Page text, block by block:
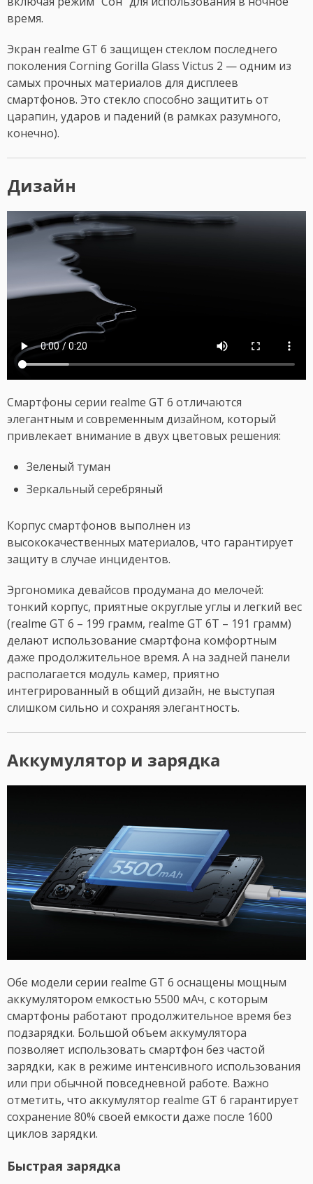
время.
Экран realme GT 6 защищен стеклом последнего
поколения Corning Gorilla Glass Victus 2 — одним из
самых прочных материалов для дисплеев
смартфонов. Это стекло способно защитить от
царапин, ударов и падений (в рамках разумного,
конечно).
Дизайн
Смартфоны серии realme GT 6 отличаются
элегантным и современным дизайном, который
привлекает внимание в двух цветовых решения:
Зеленый туман
Зеркальный серебряный
Корпус смартфонов выполнен из
высококачественных материалов, что гарантирует
защиту в случае инцидентов.
Эргономика девайсов продумана до мелочей:
тонкий корпус, приятные округлые углы и легкий вес
(realme GT 6 – 199 грамм, realme GT 6T – 191 грамм)
делают использование смартфона комфортным
даже продолжительное время. А на задней панели
располагается модуль камер, приятно
интегрированный в общий дизайн, не выступая
слишком сильно и сохраняя элегантность.
Аккумулятор и зарядка
Обе модели серии realme GT 6 оснащены мощным
аккумулятором емкостью 5500 мАч, с которым
смартфоны работают продолжительное время без
подзарядки. Большой объем аккумулятора
позволяет использовать смартфон без частой
зарядки, как в режиме интенсивного использования
или при обычной повседневной работе. Важно
отметить, что аккумулятор realme GT 6 гарантирует
сохранение 80% своей емкости даже после 1600
циклов зарядки.
Быстрая зарядка